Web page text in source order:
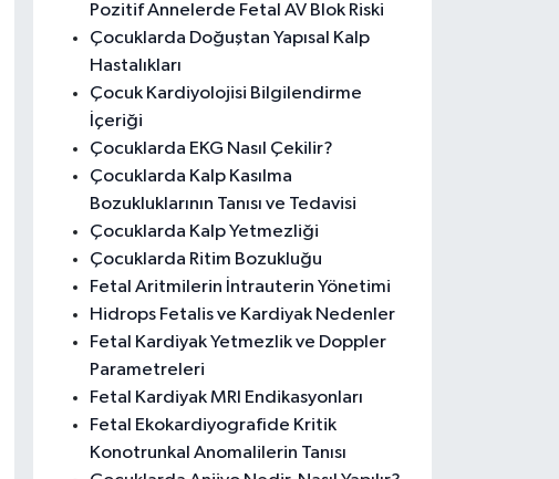
Pozitif Annelerde Fetal AV Blok Riski
Çocuklarda Doğuştan Yapısal Kalp
Hastalıkları
Çocuk Kardiyolojisi Bilgilendirme
İçeriği
Çocuklarda EKG Nasıl Çekilir?
Çocuklarda Kalp Kasılma
Bozukluklarının Tanısı ve Tedavisi
Çocuklarda Kalp Yetmezliği
Çocuklarda Ritim Bozukluğu
Fetal Aritmilerin İntrauterin Yönetimi
Hidrops Fetalis ve Kardiyak Nedenler
Fetal Kardiyak Yetmezlik ve Doppler
Parametreleri
Fetal Kardiyak MRI Endikasyonları
Fetal Ekokardiyografide Kritik
Konotrunkal Anomalilerin Tanısı